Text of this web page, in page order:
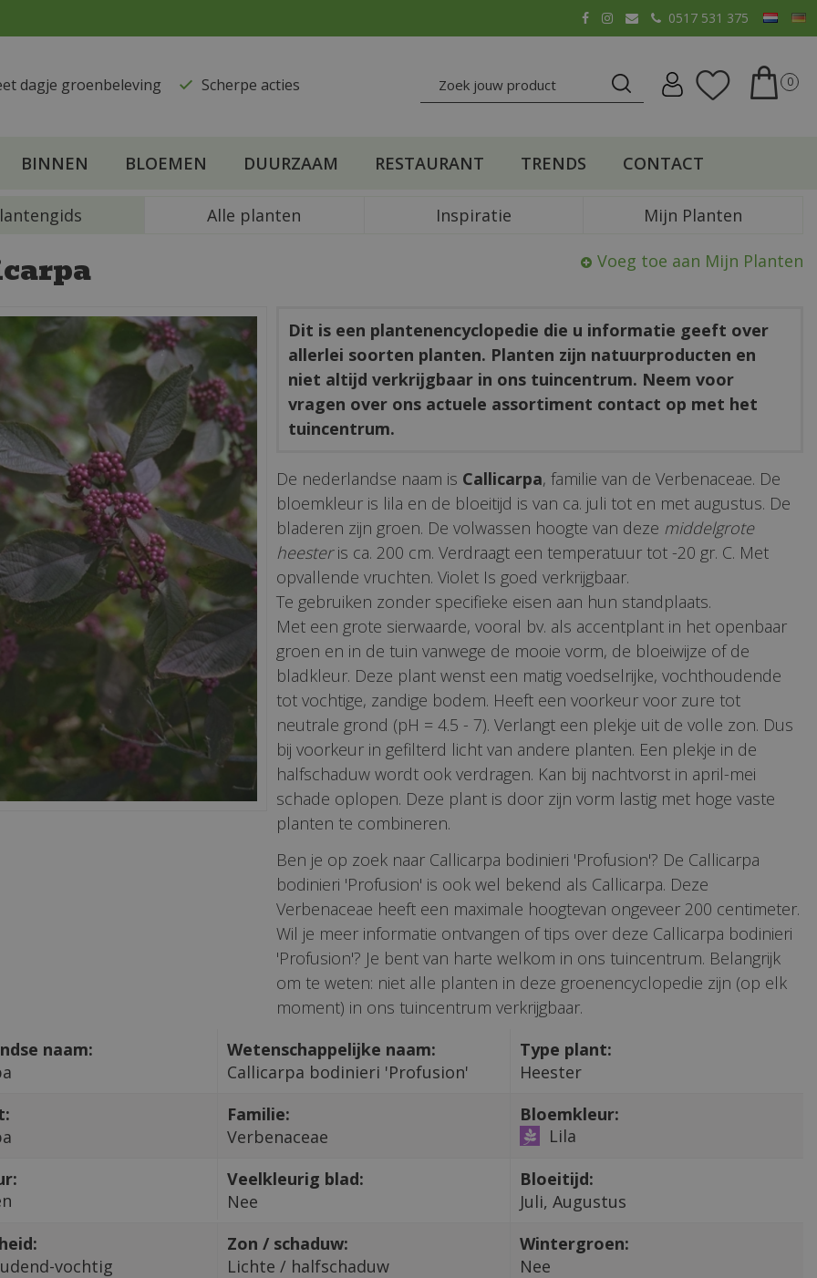
0517 531 375
dagje groenbeleving ​Scherpe acties
BINNEN BLOEMEN DUURZAAM RESTAURANT TRENDS CONTACT
Alle planten Inspiratie Mijn Planten
Voeg toe aan Mijn Planten
Dit is een plantenencyclopedie die u informatie geeft over
allerlei soorten planten. Planten zijn natuurproducten en
niet altijd verkrijgbaar in ons tuincentrum. Neem voor
vragen over ons actuele assortiment contact op met het
tuincentrum.
De nederlandse naam is Callicarpa, familie van de Verbenaceae. De
bloemkleur is lila en de bloeitijd is van ca. juli tot en met augustus. De
bladeren zijn groen. De volwassen hoogte van deze middelgrote
heesteris ca. 200 cm. Verdraagt een temperatuur tot -20 gr. C. Met
opvallende vruchten. Violet Is goed verkrijgbaar.
Te gebruiken zonder specifieke eisen aan hun standplaats.
Met een grote sierwaarde, vooral bv. als accentplant in het openbaar
groen en in de tuin vanwege de mooie vorm, de bloeiwijze of de
bladkleur. Deze plant wenst een matig voedselrijke, vochthoudende
tot vochtige, zandige bodem. Heeft een voorkeur voor zure tot
neutrale grond (pH = 4.5 - 7). Verlangt een plekje uit de volle zon. Dus
bij voorkeur in gefilterd licht van andere planten. Een plekje in de
halfschaduw wordt ook verdragen. Kan bij nachtvorst in april-mei
schade oplopen. Deze plant is door zijn vorm lastig met hoge vaste
planten te combineren.
Ben je op zoek naar Callicarpa bodinieri 'Profusion'? De Callicarpa
bodinieri 'Profusion' is ook wel bekend als Callicarpa. Deze
Verbenaceae heeft een maximale hoogtevan ongeveer 200 centimeter.
Wil je meer informatie ontvangen of tips over deze Callicarpa bodinieri
'Profusion'? Je bent van harte welkom in ons tuincentrum. Belangrijk
om te weten: niet alle planten in deze groenencyclopedie zijn (op elk
moment) in ons tuincentrum verkrijgbaar.
naam:
Wetenschappelijke naam:
Callicarpa bodinieri 'Profusion'
Type plant:
Heester
Familie:
Verbenaceae
Bloemkleur:
Lila
Veelkleurig blad:
Nee
Bloeitijd:
Juli, Augustus
vochtig
Zon / schaduw:
Lichte / halfschaduw
Wintergroen:
Nee